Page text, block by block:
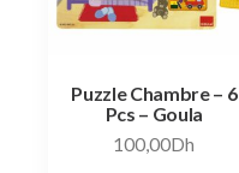
Puzzle Chambre – 6
Pcs – Goula
100,00Dh